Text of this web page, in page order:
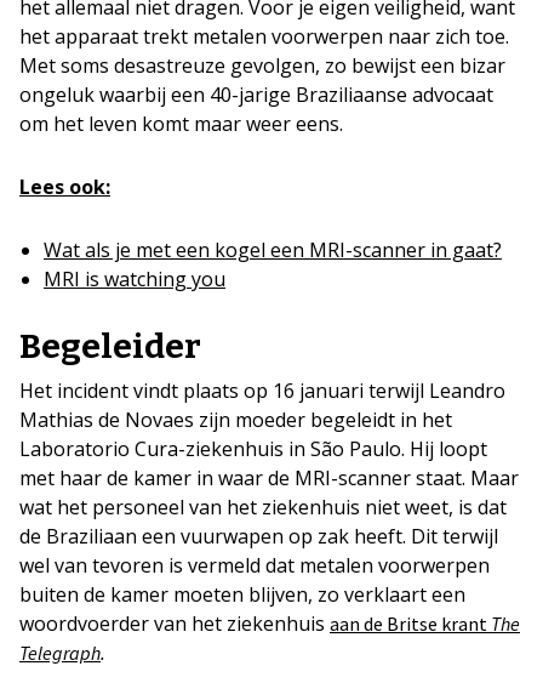
het allemaal niet dragen. Voor je eigen veiligheid, want
het apparaat trekt metalen voorwerpen naar zich toe.
Met soms desastreuze gevolgen, zo bewijst een bizar
ongeluk waarbij een 40-jarige Braziliaanse advocaat
om het leven komt maar weer eens.
Lees ook:
Wat als je met een kogel een MRI-scanner in gaat?
MRI is watching you
Begeleider
Het incident vindt plaats op 16 januari terwijl Leandro
Mathias de Novaes zijn moeder begeleidt in het
Laboratorio Cura-ziekenhuis in São Paulo. Hij loopt
met haar de kamer in waar de MRI-scanner staat. Maar
wat het personeel van het ziekenhuis niet weet, is dat
de Braziliaan een vuurwapen op zak heeft. Dit terwijl
wel van tevoren is vermeld dat metalen voorwerpen
buiten de kamer moeten blijven, zo verklaart een
woordvoerder van het ziekenhuis aan de Britse krant The
Telegraph.